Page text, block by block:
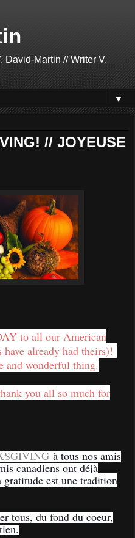
David-Martin // Writer V.
▼
// JOYEUSE
to all our American
already had theirs)!
and wonderful thing.
you all so much for
à tous nos amis
canadiens ont déjà
gratitude est une tradition
tous, du fond du coeur,